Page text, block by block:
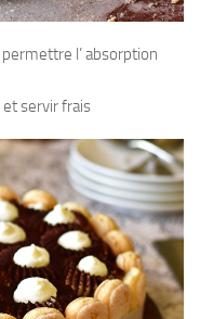
l’ absorption
et servir frais